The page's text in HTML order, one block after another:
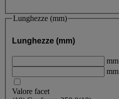
Lunghezze (mm)
Lunghezze (mm)
mm
mm
Valore facet